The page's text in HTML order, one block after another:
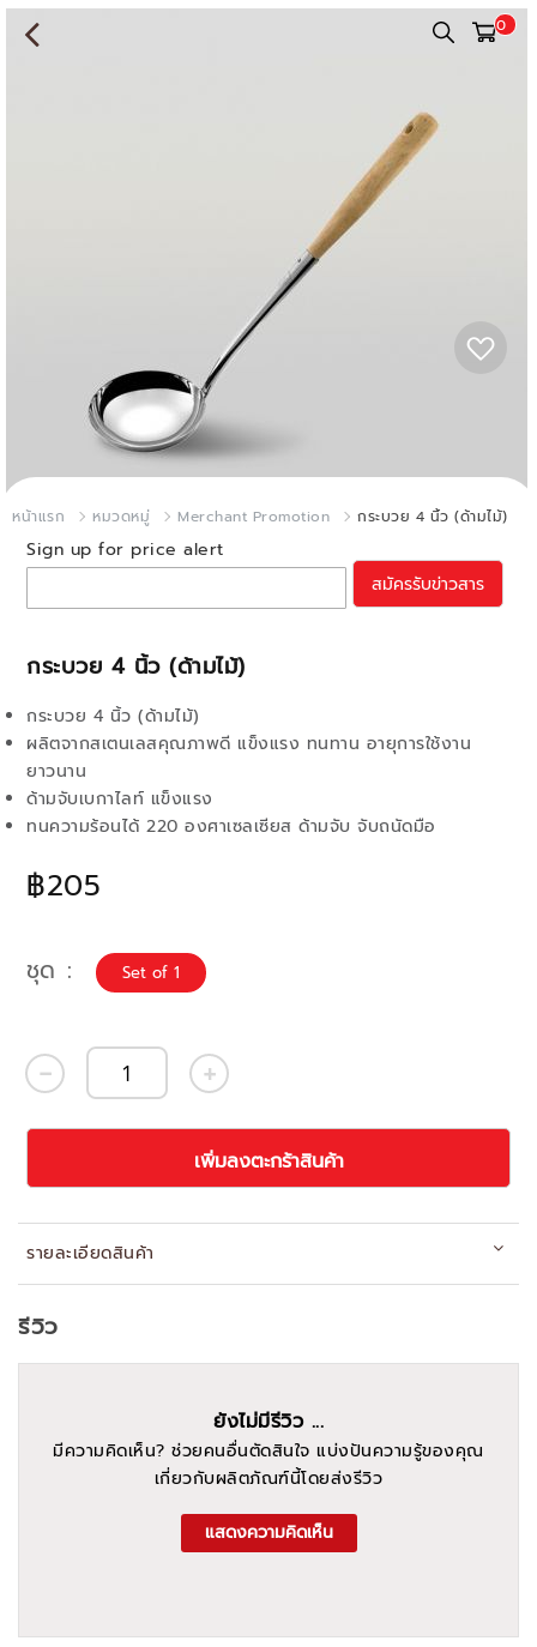
0
หน้าแรก หมวดหมู่ Merchant Promotion กระบวย 4 นิ้ว (ด้ามไม้)
กระบวย 4 นิ้ว (ด้ามไม้)
฿205
กระบวย 4 นิ้ว (ด้ามไม้)
ผลิตจากสเตนเลสคุณภาพดี แข็งแรง ทนทาน อายุการใช้งาน
ยาวนาน
ด้ามจับเบกาไลท์ แข็งแรง
ทนความร้อนได้ 220 องศาเซลเซียส ด้ามจับ จับถนัดมือ
Sign up for price alert
สมัครรับข่าวสาร
ชุด Set of 1
เพิ่มลงตะกร้าสินค้า
รายละเอียดสินค้า
รีวิว
ยังไม่มีรีวิว ...
มีความคิดเห็น? ช่วยคนอื่นตัดสินใจ แบ่งปันความรู้ของคุณ
เกี่ยวกับผลิตภัณฑ์นี้โดยส่งรีวิว
แสดงความคิดเห็น